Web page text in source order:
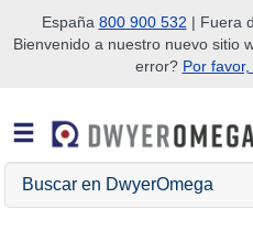
Saltar a la búsqueda
Saltar al contenido principal
Saltar a la navegación
España 800 900 532 | Fuera
Bienvenido a nuestro nuevo sitio
error? Por
Buscar
DwyerOmega